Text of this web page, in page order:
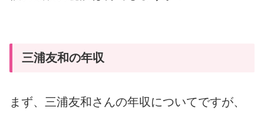
三浦友和の年収
まず、三浦友和さんの年収についてですが、